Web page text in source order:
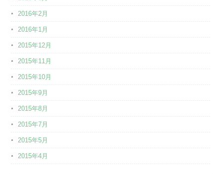
2016年2月
2016年1月
2015年12月
2015年11月
2015年10月
2015年9月
2015年8月
2015年7月
2015年5月
2015年4月